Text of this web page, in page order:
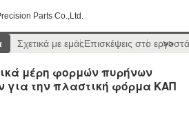
Parts Co.,Ltd.
Σχετικά με εμάςΕπισκέψεις στο >>
μέρη φορμών πυρήνων
για την πλαστική φόρμα ΚΑΠ